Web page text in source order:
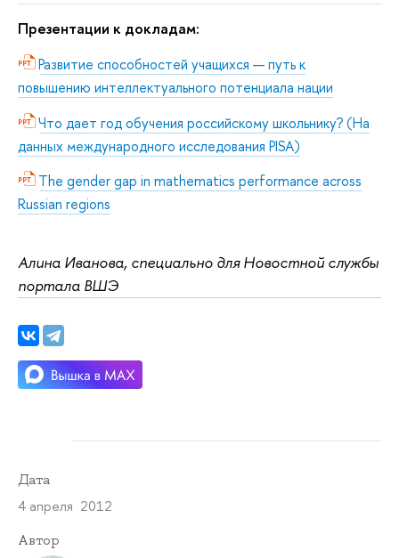
Презентации к докладам:
Развитие способностей учащихся — путь к
повышению интеллектуального потенциала нации
Что дает год обучения российскому школьнику? (На
данных международного исследования PISA)
The gender gap in mathematics performance across
Russian regions
Алина Иванова, специально для Новостной службы
портала ВШЭ
Дата
4 апреля 2012
Автор